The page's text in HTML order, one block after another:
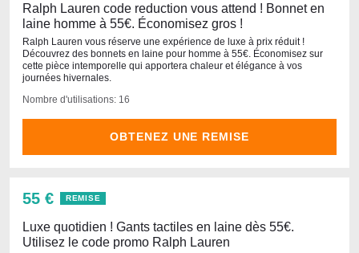
Ralph Lauren code reduction vous attend ! Bonnet en
laine homme à 55€. Économisez gros !
Ralph Lauren vous réserve une expérience de luxe à prix réduit !
Découvrez des bonnets en laine pour homme à 55€. Économisez sur
cette pièce intemporelle qui apportera chaleur et élégance à vos
journées hivernales.
Nombre d'utilisations: 16
OBTENEZ UNE REMISE
55 € REMISE
Luxe quotidien ! Gants tactiles en laine dès 55€.
Utilisez le code promo Ralph Lauren